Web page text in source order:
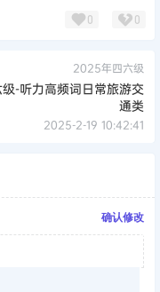
0 0
2025年四六级
级-听力高频词日常旅游交
通类
2025-2-19 10:42:41
确认修改